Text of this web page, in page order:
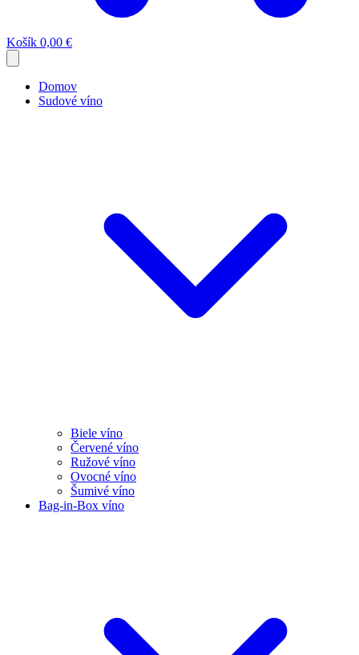
Košík 0,00 €
Domov
Sudové víno
Biele víno
Červené víno
Ružové víno
Ovocné víno
Šumivé víno
Bag-in-Box víno